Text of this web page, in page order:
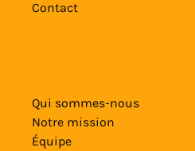
Contact
Qui sommes-nous
Notre mission
Équipe